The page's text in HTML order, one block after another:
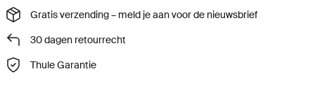
Gratis verzending – meld je aan voor de nieuwsbrief
30 dagen retourrecht
Thule Garantie